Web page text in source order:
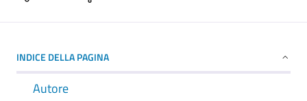
INDICE DELLA PAGINA
Autore